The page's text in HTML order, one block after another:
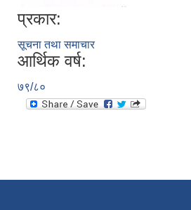
प्रकार:
सूचना तथा समाचार
आर्थिक वर्ष:
७९/८०